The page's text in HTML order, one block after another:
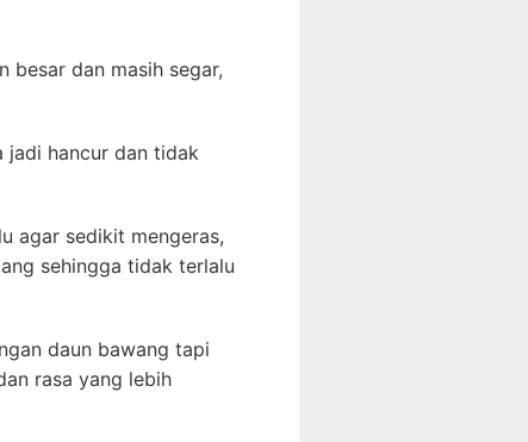
besar dan masih segar,
jadi hancur dan tidak
agar sedikit mengeras,
sehingga tidak terlalu
daun bawang tapi
rasa yang lebih